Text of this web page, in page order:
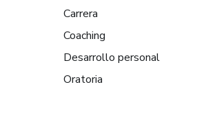
Carrera
Coaching
Desarrollo personal
Oratoria